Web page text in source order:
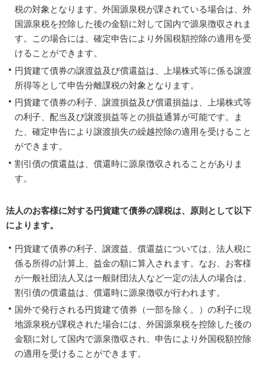
税の対象となります。外国源泉税が課されている場合は、外
国源泉税を控除した後の金額に対して国内で源泉徴収されま
す。この場合には、確定申告により外国税額控除の適用を受
けることができます。
円貨建て債券の譲渡益及び償還益は、上場株式等に係る譲渡
所得等として申告分離課税の対象となります。
円貨建て債券の利子、譲渡損益及び償還損益は、上場株式等
の利子、配当及び譲渡損益等との損益通算が可能です。ま
た、確定申告により譲渡損失の繰越控除の適用を受けること
ができます。
割引債の償還益は、償還時に源泉徴収されることがありま
す。
法人のお客様に対する円貨建て債券の課税は、原則として以下
によります。
円貨建て債券の利子、譲渡益、償還益については、法人税に
係る所得の計算上、益金の額に算入されます。なお、お客様
が一般社団法人又は一般財団法人など一定の法人の場合は、
割引債の償還益は、償還時に源泉徴収が行われます。
国外で発行される円貨建て債券（一部を除く。）の利子に現
地源泉税が課税された場合には、外国源泉税を控除した後の
金額に対して国内で源泉徴収され、申告により外国税額控除
の適用を受けることができます。